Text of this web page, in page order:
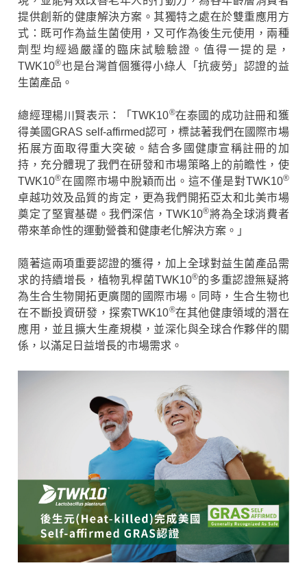
提供創新的健康解決方案。其獨特之處在於雙重應用方
式：既可作為益生菌使用，又可作為後生元使用，兩種
劑型均經過嚴謹的臨床試驗驗證。值得一提的是，
TWK10®也是台灣首個獲得小綠人「抗疲勞」認證的益
生菌產品。
總經理楊川賢表示：「TWK10®在泰國的成功註冊和獲
得美國GRAS self-affirmed認可，標誌著我們在國際市場
拓展方面取得重大突破。結合多國健康宣稱註冊的加
持，充分體現了我們在研發和市場策略上的前瞻性，使
TWK10®在國際市場中脫穎而出。這不僅是對TWK10®
卓越功效及品質的肯定，更為我們開拓亞太和北美市場
奠定了堅實基礎。我們深信，TWK10®將為全球消費者
帶來革命性的運動營養和健康老化解決方案。」
隨著這兩項重要認證的獲得，加上全球對益生菌產品需
求的持續增長，植物乳桿菌TWK10®的多重認證無疑將
為生合生物開拓更廣闊的國際市場。同時，生合生物也
在不斷投資研發，探索TWK10®在其他健康領域的潛在
應用，並且擴大生產規模，並深化與全球合作夥伴的關
係，以滿足日益增長的市場需求。